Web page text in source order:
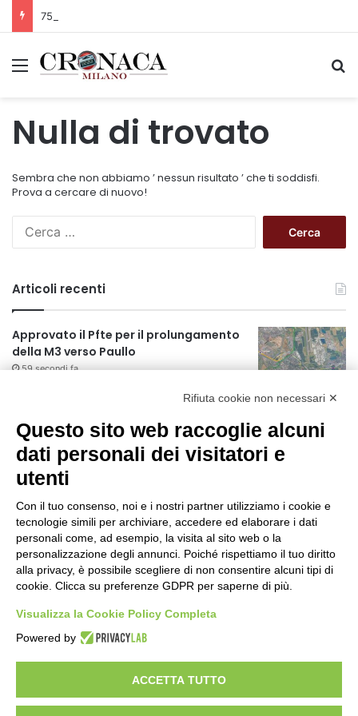
Menu
Nulla di trovato
Sembra che non abbiamo ’ nessun risultato ’ che ti soddisfi.
Prova a cercare di nuovo!
c
a
p
e
Articoli recenti
Approvato il Pfte per il prolungamento
della M3 verso Paullo
59 secondi fa
75 anni di INFN. La comunità, la storia, il
futuro della ricerca in fisica
fondamentale in Italia
1 minuto fa
Milano Aiuta Estate, 1600 prestazioni di
assistenza attivate
2 ore fa
Mondiali di Wakeboard 2026: il primo
oro iridato è azzurro
15 ore fa
Il tempo libero nelle città italiane: tra
tradizioni locali e nuove forme di
intrattenimento
Rifiuta cookie non necessari ✕
Questo sito web raccoglie alcuni
dati personali dei visitatori e
utenti
Con il tuo consenso, noi e i nostri partner utilizziamo i cookie e
tecnologie simili per archiviare, accedere ed elaborare i dati
personali come, ad esempio, la visita al sito web o la
personalizzazione degli annunci. Poiché rispettiamo il tuo diritto
alla privacy, è possibile scegliere di non consentire alcuni tipi di
cookie. Clicca su preferenze GDPR per saperne di più.
Visualizza la Cookie Policy Completa
Powered by
ACCETTA TUTTO